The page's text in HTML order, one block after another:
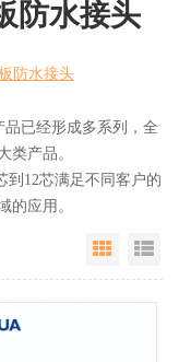
防水接头
防水接头
已经形成多系列，全
类产品。
芯满足不同客户的
的应用。
Grid